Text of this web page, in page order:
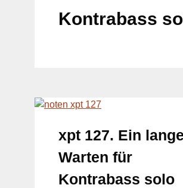
Kontrabass
xpt 127. Ein
Warten für
Kontrabass solo